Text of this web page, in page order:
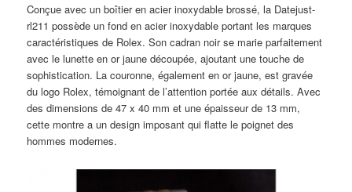
Conçue avec un boîtier en acier inoxydable brossé, la Datejust-
rl211 possède un fond en acier inoxydable portant les marques
caractéristiques de Rolex. Son cadran noir se marie parfaitement
avec le lunette en or jaune découpée, ajoutant une touche de
sophistication. La couronne, également en or jaune, est gravée
du logo Rolex, témoignant de l’attention portée aux détails. Avec
des dimensions de 47 x 40 mm et une épaisseur de 13 mm,
cette montre a un design imposant qui flatte le poignet des
hommes modernes.